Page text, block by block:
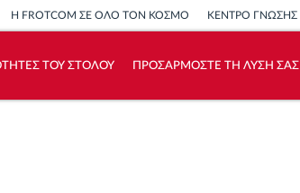
Η FROTCOM ΣΕ ΟΛΟ ΤΟΝ ΚΟΣΜΟ ΚΕΝΤΡΟ ΓΝΩΣΗΣ
ΤΟΥ ΣΤΟΛΟΥ ΠΡΟΣΑΡΜΟΣΤΕ ΤΗ ΛΥΣΗ ΣΑΣ